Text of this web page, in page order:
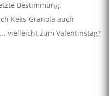
Bestimmung.
Keks-Granola auch
vielleicht zum Valentinstag?